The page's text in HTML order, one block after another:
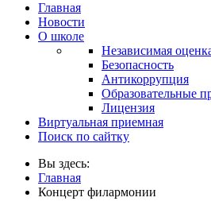
Главная
Новости
О школе
Независимая
Безопасность
Антикоррупция
Образовательные
Лицензия
Виртуальная приемная
Поиск по сайтку
Вы здесь:
Главная
Концерт филармонии